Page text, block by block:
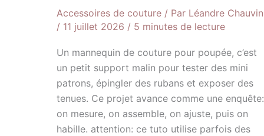
Accessoires de couture / Par Léandre Chauvin
/ 11 juillet 2026 / 5 minutes de lecture
Un mannequin de couture pour poupée, c’est
un petit support malin pour tester des mini
patrons, épingler des rubans et exposer des
tenues. Ce projet avance comme une enquête:
on mesure, on assemble, on ajuste, puis on
habille. attention: ce tuto utilise parfois des